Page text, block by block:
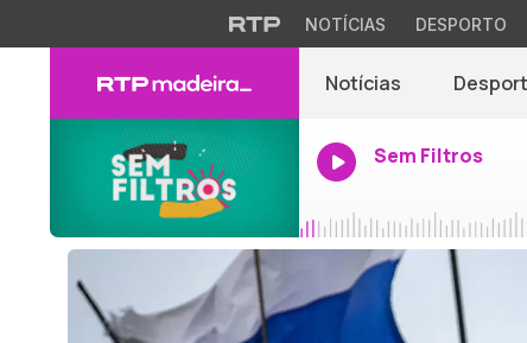
NOTÍCIAS DESPORTO
Notícias
Sem Filtros